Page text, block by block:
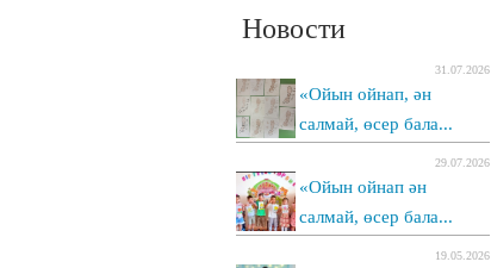
Новости
31.07.2026
«Ойын ойнап, ән
салмай, өсер бала...
29.07.2026
«Ойын ойнап ән
салмай, өсер бала...
19.05.2026